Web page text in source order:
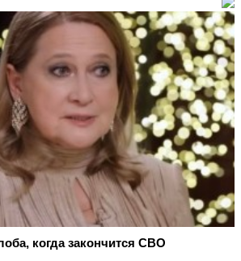
когда закончится СВО